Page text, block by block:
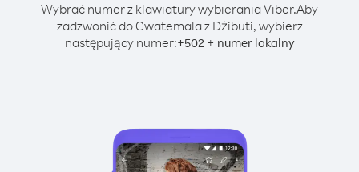
Wybrać numer z klawiatury wybierania Viber.Aby
zadzwonić do Gwatemala z Dżibuti, wybierz
następujący numer:+502+ numer lokalny